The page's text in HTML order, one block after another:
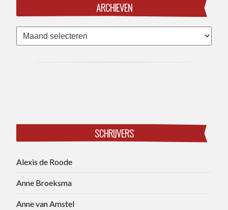
ARCHIEVEN
Archieven
SCHRIJVERS
Alexis de Roode
Anne Broeksma
Anne van Amstel